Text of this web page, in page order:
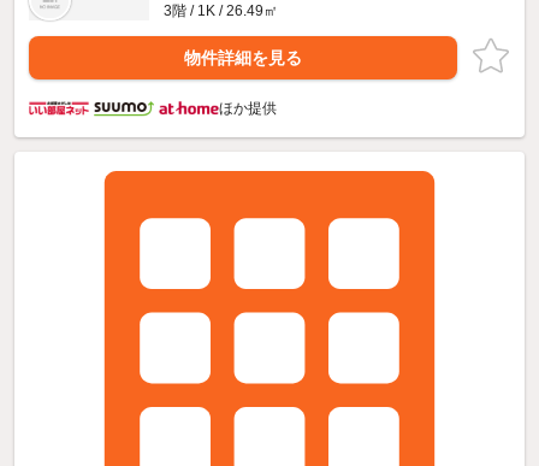
3階 / 1K / 26.49㎡
物件詳細を見る
ほか提供